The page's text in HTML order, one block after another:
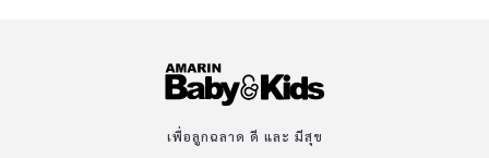
เพื่อลูกฉลาด ดี และ มีสุข